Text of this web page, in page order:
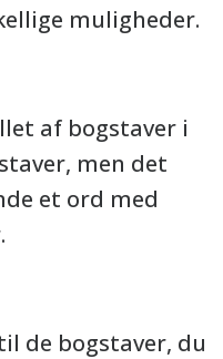
muligheder.
af bogstaver i
men det
et ord med
de bogstaver, du